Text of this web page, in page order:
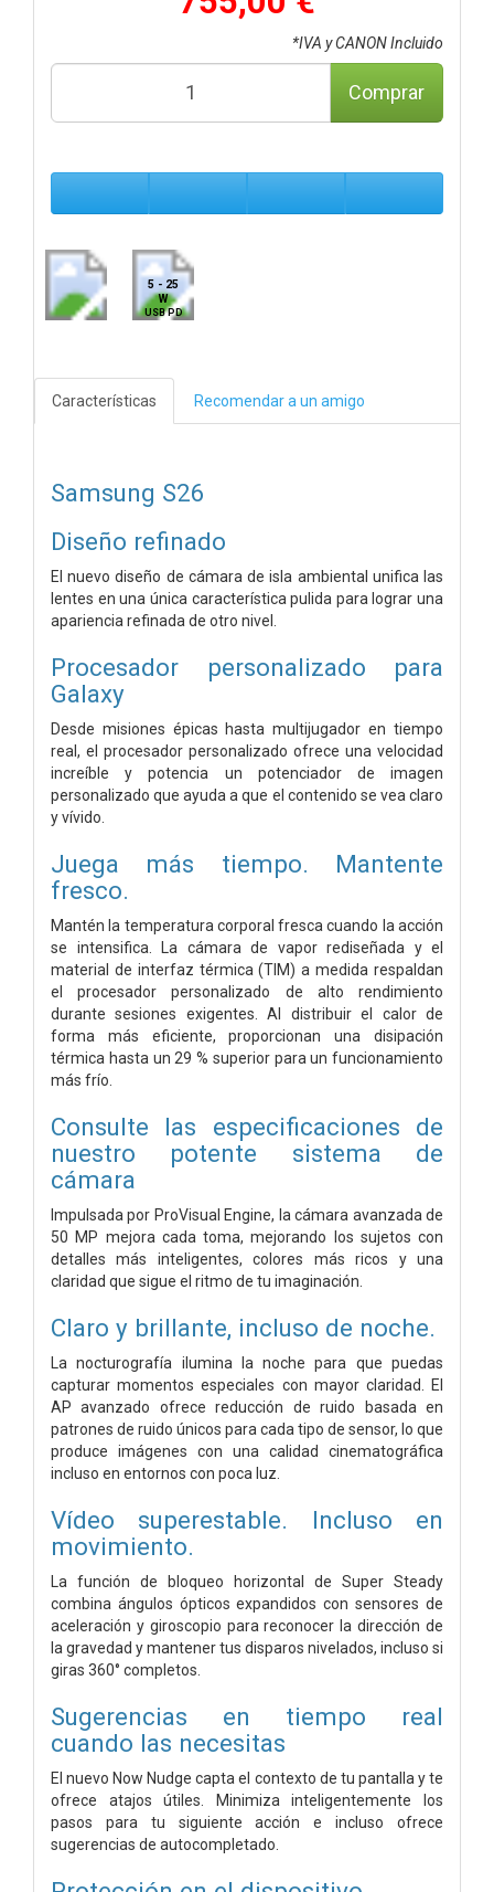
*IVA y CANON Incluido
Comprar
5 - 25
W
USB PD
Características Recomendar a un amigo
Samsung S26
Diseño refinado
El nuevo diseño de cámara de isla ambiental unifica las
lentes en una única característica pulida para lograr una
apariencia refinada de otro nivel.
Procesador personalizado para
Galaxy
Desde misiones épicas hasta multijugador en tiempo
real, el procesador personalizado ofrece una velocidad
increíble y potencia un potenciador de imagen
personalizado que ayuda a que el contenido se vea claro
y vívido.
Juega más tiempo. Mantente
fresco.
Mantén la temperatura corporal fresca cuando la acción
se intensifica. La cámara de vapor rediseñada y el
material de interfaz térmica (TIM) a medida respaldan
el procesador personalizado de alto rendimiento
durante sesiones exigentes. Al distribuir el calor de
forma más eficiente, proporcionan una disipación
térmica hasta un 29 % superior para un funcionamiento
más frío.
Consulte las especificaciones de
nuestro potente sistema de
cámara
Impulsada por ProVisual Engine, la cámara avanzada de
50 MP mejora cada toma, mejorando los sujetos con
detalles más inteligentes, colores más ricos y una
claridad que sigue el ritmo de tu imaginación.
Claro y brillante, incluso de noche.
La nocturografía ilumina la noche para que puedas
capturar momentos especiales con mayor claridad. El
AP avanzado ofrece reducción de ruido basada en
patrones de ruido únicos para cada tipo de sensor, lo que
produce imágenes con una calidad cinematográfica
incluso en entornos con poca luz.
Vídeo superestable. Incluso en
movimiento.
La función de bloqueo horizontal de Super Steady
combina ángulos ópticos expandidos con sensores de
aceleración y giroscopio para reconocer la dirección de
la gravedad y mantener tus disparos nivelados, incluso si
giras 360° completos.
Sugerencias en tiempo real
cuando las necesitas
El nuevo Now Nudge capta el contexto de tu pantalla y te
ofrece atajos útiles. Minimiza inteligentemente los
pasos para tu siguiente acción e incluso ofrece
sugerencias de autocompletado.